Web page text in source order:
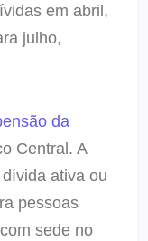
em abril,
julho,
da
Central. A
ativa ou
pessoas
sede no